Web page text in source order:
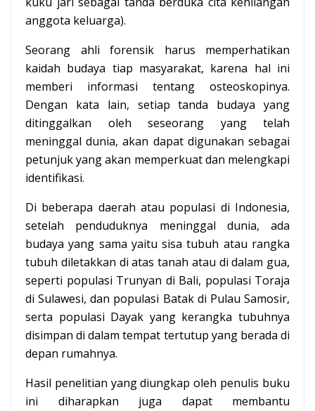
anggota keluarga).
Seorang ahli forensik harus memperhatikan
kaidah budaya tiap masyarakat, karena hal ini
memberi informasi tentang osteoskopinya.
Dengan kata lain, setiap tanda budaya yang
ditinggalkan oleh seseorang yang telah
meninggal dunia, akan dapat digunakan sebagai
petunjuk yang akan memperkuat dan melengkapi
identifikasi.
Di beberapa daerah atau populasi di Indonesia,
setelah penduduknya meninggal dunia, ada
budaya yang sama yaitu sisa tubuh atau rangka
tubuh diletakkan di atas tanah atau di dalam gua,
seperti populasi Trunyan di Bali, populasi Toraja
di Sulawesi, dan populasi Batak di Pulau Samosir,
serta populasi Dayak yang kerangka tubuhnya
disimpan di dalam tempat tertutup yang berada di
depan rumahnya.
Hasil penelitian yang diungkap oleh penulis buku
ini diharapkan juga dapat membantu